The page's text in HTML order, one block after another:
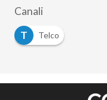
Canali
T
Telco